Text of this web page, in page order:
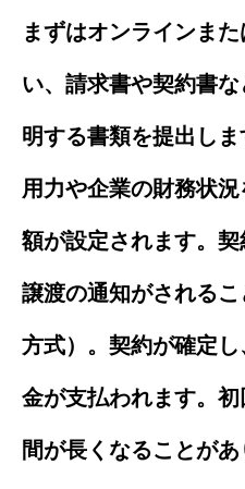
まずはオンラインま
い、請求書や契約書
明する書類を提出し
用力や企業の財務状
額が設定されます。
譲渡の通知がされる
方式）。契約が確定
金が支払われます。
間が長くなることがあ